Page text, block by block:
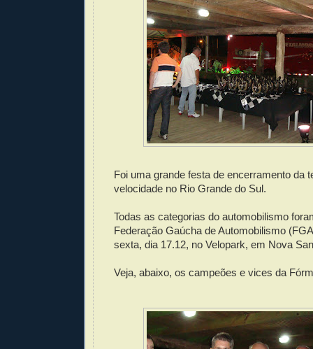
Foi uma grande festa de encerramento da
velocidade no Rio Grande do Sul.
Todas as categorias do automobilismo
Federação Gaúcha de Automobilismo
sexta, dia 17.12, no Velopark, em Nova
Veja, abaixo, os campeões e vices da